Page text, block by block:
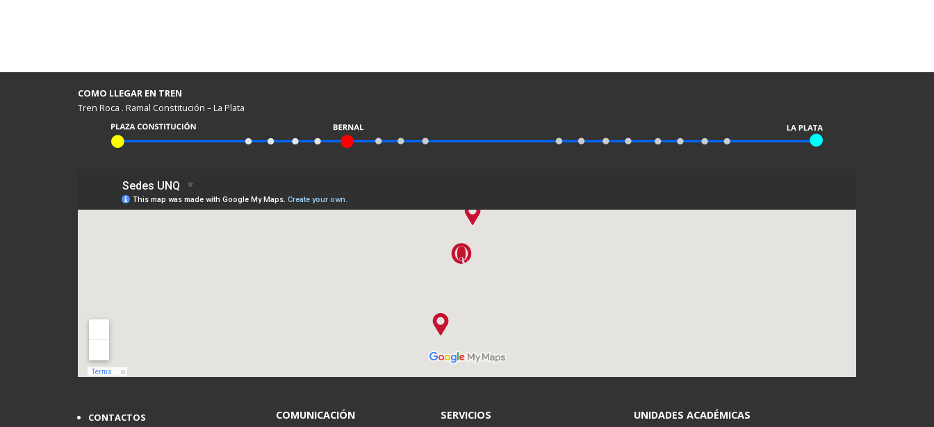
COMO LLEGAR EN TREN
Tren Roca . Ramal Constitución – La Plata
CONTACTOS
COMUNICACIÓN SERVICIOS UNIDADES ACADÉMICAS